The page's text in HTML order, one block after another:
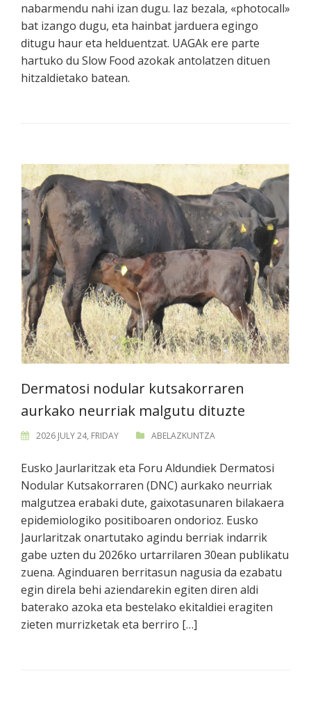
nabarmendu nahi izan dugu. Iaz bezala, «photocall»
bat izango dugu, eta hainbat jarduera egingo
ditugu haur eta helduentzat. UAGAk ere parte
hartuko du Slow Food azokak antolatzen dituen
hitzaldietako batean.
Dermatosi nodular kutsakorraren
aurkako neurriak malgutu dituzte
2026 JULY 24, FRIDAY ABELAZKUNTZA
Eusko Jaurlaritzak eta Foru Aldundiek Dermatosi
Nodular Kutsakorraren (DNC) aurkako neurriak
malgutzea erabaki dute, gaixotasunaren bilakaera
epidemiologiko positiboaren ondorioz. Eusko
Jaurlaritzak onartutako agindu berriak indarrik
gabe uzten du 2026ko urtarrilaren 30ean publikatu
zuena. Aginduaren berritasun nagusia da ezabatu
egin direla behi aziendarekin egiten diren aldi
baterako azoka eta bestelako ekitaldiei eragiten
zieten murrizketak eta berriro […]